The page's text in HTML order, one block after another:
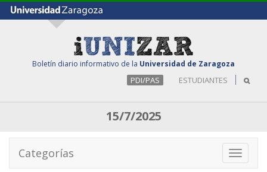
Boletín diario informativo de la Universidad de Zaragoza
PDI/PAS ESTUDIANTES
15/7/2025
Toggle
Categorías